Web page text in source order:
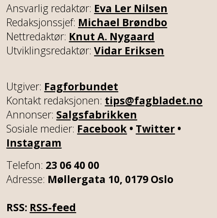
Ansvarlig redaktør: Eva Ler Nilsen
Redaksjonssjef: Michael Brøndbo
Nettredaktør: Knut A. Nygaard
Utviklingsredaktør:Vidar Eriksen
Utgiver: Fagforbundet
Kontakt redaksjonen: tips@fagbladet.no
Annonser: Salgsfabrikken
Sosiale medier: Facebook • Twitter •
Instagram
Telefon: 23 06 40 00
Adresse: Møllergata 10, 0179 Oslo
RSS: RSS-feed